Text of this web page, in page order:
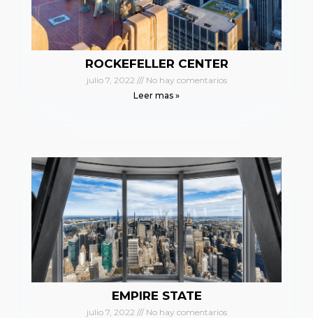
ROCKEFELLER CENTER
julio 7, 2022
No hay comentarios
Leer mas »
EMPIRE STATE
julio 7, 2022
No hay comentarios